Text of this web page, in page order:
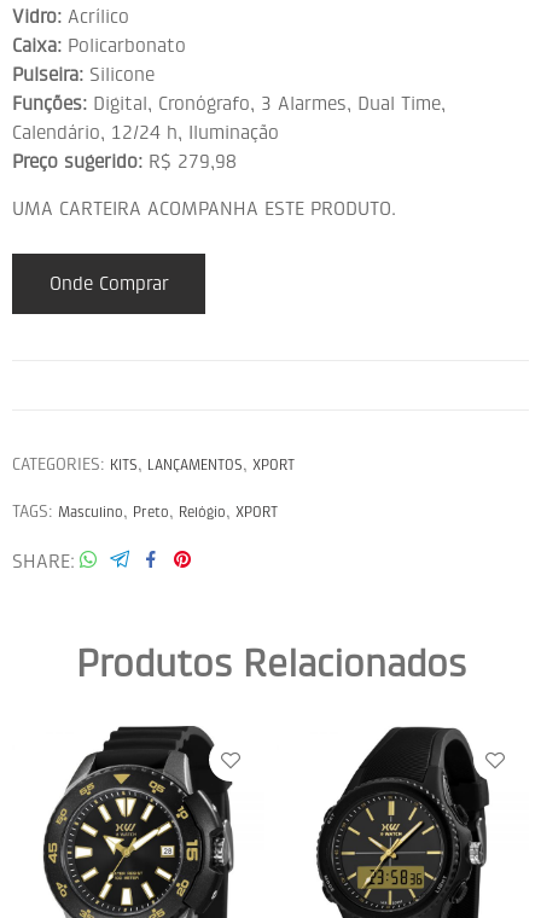
Vidro: Acrílico
Caixa: Policarbonato
Pulseira: Silicone
Funções: Digital, Cronógrafo, 3 Alarmes, Dual Time,
Calendário, 12/24 h, Iluminação
Preço sugerido: R$ 279,98
UMA CARTEIRA ACOMPANHA ESTE PRODUTO.
Onde Comprar
CATEGORIES: KITS, LANÇAMENTOS, XPORT
TAGS: Masculino, Preto, Relógio, XPORT
SHARE
Produtos Relacionados